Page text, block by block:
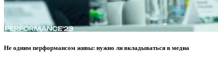
Не одним перформансом живы: нужно ли вкладываться в медиа